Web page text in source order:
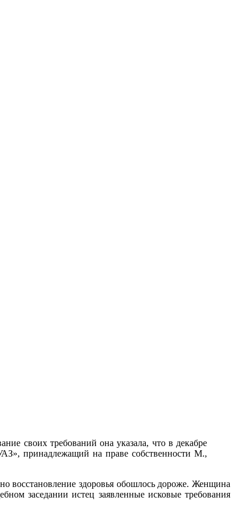
своих требований она указала, что в декабре
принадлежащий на праве собственности М.,
восстановление здоровья обошлось дороже. Женщина
заседании истец заявленные исковые требования